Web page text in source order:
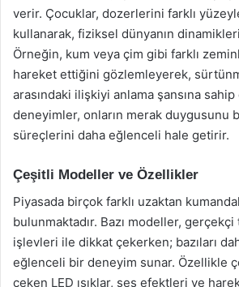
verir. Çocuklar, dozerlerini farklı
kullanarak, fiziksel dünyanın
Örneğin, kum veya çim gibi farklı
hareket ettiğini gözlemleyerek,
arasındaki ilişkiyi anlama şansına
deneyimler, onların merak duygusunu
süreçlerini daha eğlenceli hale getirir.
Çeşitli Modeller ve Özellikler
Piyasada birçok farklı uzaktan
bulunmaktadır. Bazı modeller, gerçekçi
işlevleri ile dikkat çekerken; bazıları
eğlenceli bir deneyim sunar. Özellikle
çeken LED ışıklar, ses efektleri ve